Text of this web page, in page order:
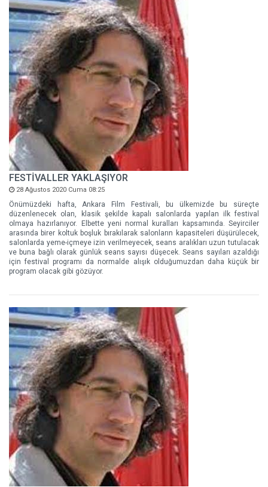
FESTİVALLER YAKLAŞIYOR
28 Ağustos 2020 Cuma 08:25
Önümüzdeki hafta, Ankara Film Festivali, bu ülkemizde bu süreçte
düzenlenecek olan, klasik şekilde kapalı salonlarda yapılan ilk festival
olmaya hazırlanıyor. Elbette yeni normal kuralları kapsamında. Seyirciler
arasında birer koltuk boşluk bırakılarak salonların kapasiteleri düşürülecek,
salonlarda yeme-içmeye izin verilmeyecek, seans aralıkları uzun tutulacak
ve buna bağlı olarak günlük seans sayısı düşecek. Seans sayıları azaldığı
için festival programı da normalde alışık olduğumuzdan daha küçük bir
program olacak gibi gözüyor.